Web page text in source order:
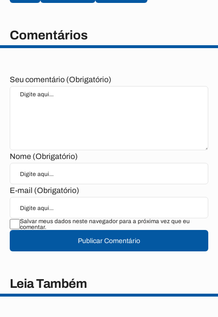
Comentários
Seu comentário (Obrigatório)
Nome (Obrigatório)
E-mail (Obrigatório)
Salvar meus dados neste navegador para a próxima vez que eu
comentar.
Publicar Comentário
Leia Também